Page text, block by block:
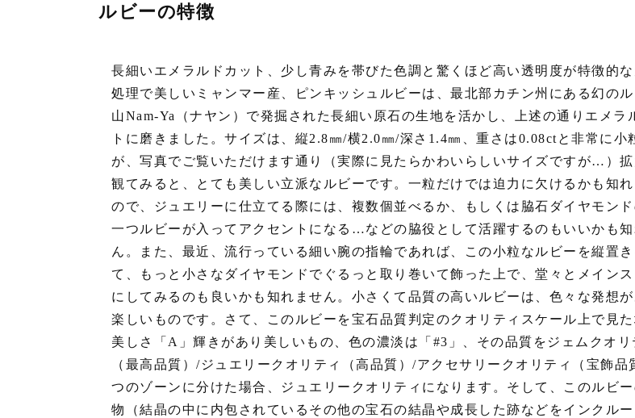
ルビーの特徴
長細いエメラルドカット、少し青みを帯びた色調と驚くほど高い透明度が特徴的
処理で美しいミャンマー産、ピンキッシュルビーは、最北部カチン州にある幻の
山Nam-Ya（ナヤン）で発掘された長細い原石の生地を活かし、上述の通りエメラ
トに磨きました。サイズは、縦2.8㎜/横2.0㎜/深さ1.4㎜、重さは0.08ctと非常に小
が、写真でご覧いただけます通り（実際に見たらかわいらしいサイズですが…）拡
観てみると、とても美しい立派なルビーです。一粒だけでは迫力に欠けるかも知
ので、ジュエリーに仕立てる際には、複数個並べるか、もしくは脇石ダイヤモン
一つルビーが入ってアクセントになる…などの脇役として活躍するのもいいかも
ん。また、最近、流行っている細い腕の指輪であれば、この小粒なルビーを縦置き
て、もっと小さなダイヤモンドでぐるっと取り巻いて飾った上で、堂々とメイン
にしてみるのも良いかも知れません。小さくて品質の高いルビーは、色々な発想が
楽しいものです。さて、このルビーを宝石品質判定のクオリティスケール上で見た
美しさ「A」輝きがあり美しいもの、色の濃淡は「#3」、その品質をジェムクオリ
（最高品質）/ジュエリークオリティ（高品質）/アクセサリークオリティ（宝飾品
つのゾーンに分けた場合、ジュエリークオリティになります。そして、このルビ
物（結晶の中に内包されているその他の宝石の結晶や成長した跡などをインクル